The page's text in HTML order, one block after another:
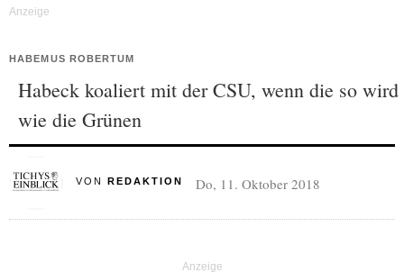
HABEMUS ROBERTUM
Habeck koaliert mit der CSU, wenn die so wird
wie die Grünen
VON REDAKTION Do, 11. Oktober 2018